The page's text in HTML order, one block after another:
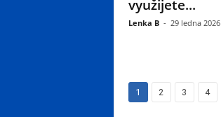
využijete...
Lenka B - 29 ledna 2026
1 2 3 4